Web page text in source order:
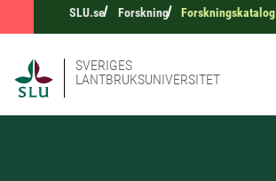
SLU.se Forskning Forskningskatalog
SVERIGES
LANTBRUKSUNIVERSITET